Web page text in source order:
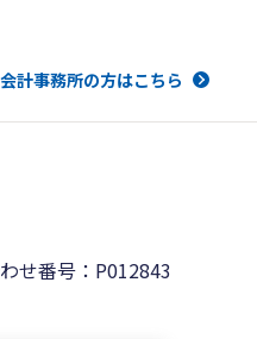
会計事務所の方はこちら
せ番号：P012843